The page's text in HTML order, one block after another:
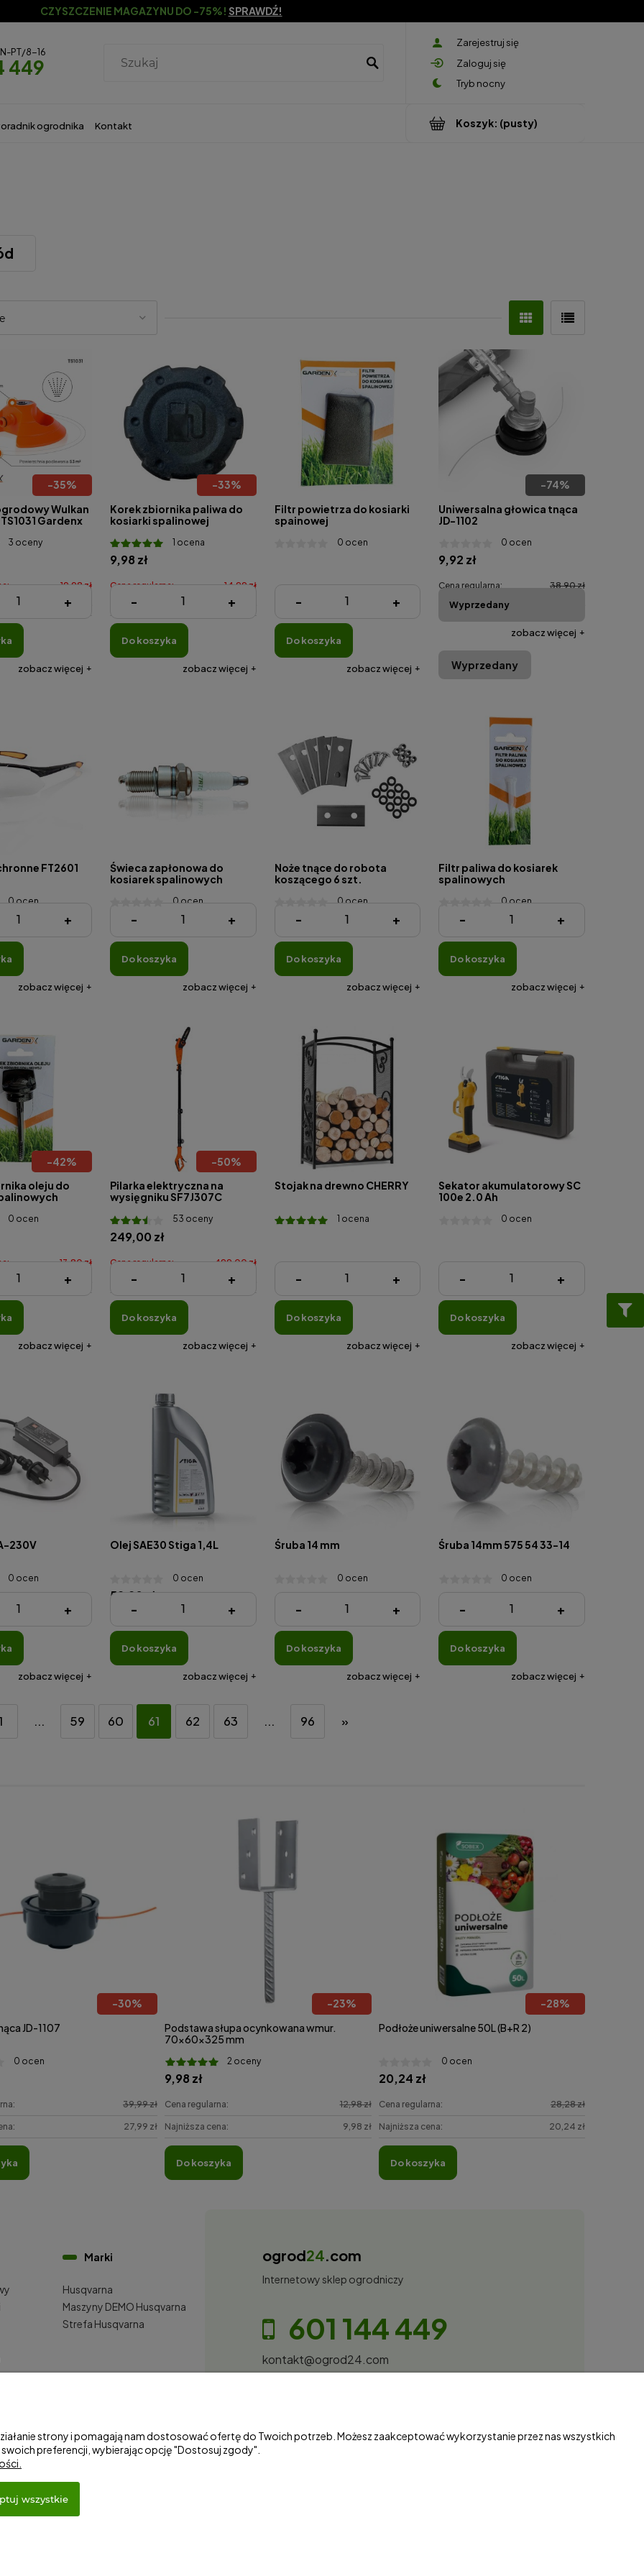
CZYSZCZENIE MAGAZYNU DO -75%! SPRAWDŹ!
Zarejestruj się
Zaloguj się
PT/8-16
449
Koszyk: (pusty)
ogrodnika Kontakt
499,00 zł
Kapelusz damski SH09 S&G
9,98 zł
do koszyka
-35%
Wulkan
Gardenx
3 oceny
19,98 zł
12,99 zł
+
zobacz więcej
-33%
Korek zbiornika paliwa do
kosiarki spalinowej
1 ocena
9,98 zł
Cena regularna: 14,99 zł
Najniższa cena: 9,98 zł
- +
do koszyka
zobacz więcej
Filtr powietrza do kosiarki
spainowej
0 ocen
12,99 zł
- +
do koszyka
zobacz więcej
-74%
Uniwersalna głowica tnąca
JD-1102
0 ocen
9,92 zł
Cena regularna: 38,90 zł
Najniższa cena:
Wyprzedany
zobacz więcej
Wyprzedany
FT2601
0 ocen
+
zobacz więcej
Świeca zapłonowa do
kosiarek spalinowych
0 ocen
28,90 zł
- +
do koszyka
zobacz więcej
Noże tnące do robota
koszącego 6 szt.
0 ocen
68,00 zł
- +
do koszyka
zobacz więcej
Filtr paliwa do kosiarek
spalinowych
0 ocen
11,80 zł
- +
do koszyka
zobacz więcej
-42%
oleju do
0 ocen
13,80 zł
7,98 zł
+
zobacz więcej
-50%
Pilarka elektryczna na
wysięgniku SF7J307C
53 oceny
249,00 zł
Cena regularna: 499,00 zł
Najniższa cena: 249,00 zł
- +
do koszyka
zobacz więcej
Stojak na drewno CHERRY
1 ocena
405,90 zł
- +
do koszyka
zobacz więcej
Sekator akumulatorowy SC
100e 2.0 Ah
0 ocen
685,00 zł
- +
do koszyka
zobacz więcej
230V
0 ocen
+
zobacz więcej
Olej SAE30 Stiga 1,4L
0 ocen
59,90 zł
- +
do koszyka
zobacz więcej
Śruba 14 mm
0 ocen
4,99 zł
- +
do koszyka
zobacz więcej
Śruba 14mm 575 54 33-14
0 ocen
6,90 zł
- +
do koszyka
zobacz więcej
... 59 60 61 62 63 ... 96 »
-30%
JD-1107
0 ocen
39,99 zł
27,99 zł
-23%
Podstawa słupa ocynkowana wmur.
70x60x325 mm
2 oceny
9,98 zł
Cena regularna: 12,98 zł
Najniższa cena: 9,98 zł
do koszyka
-28%
Podłoże uniwersalne 50L (B+R 2)
0 ocen
20,24 zł
Cena regularna: 28,28 zł
Najniższa cena: 20,24 zł
do koszyka
ogrod24.com
Internetowy sklep ogrodniczy
601 144 449
kontakt@ogrod24.com
Marki
Husqvarna
Maszyny DEMO Husqvarna
Strefa Husqvarna
strony i pomagają nam dostosować ofertę do Twoich potrzeb. Możesz zaakceptować wykorzystanie przez nas wszystkich
preferencji, wybierając opcję "Dostosuj zgody".
wszystkie